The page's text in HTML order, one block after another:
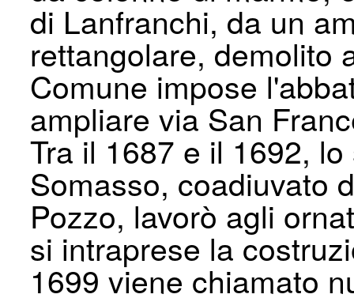
di Lanfranchi, da un
rettangolare, demolito
Comune impose
ampliare via San
Tra il 1687 e il 1692,
Somasso, coadiuvato
Pozzo, lavorò agli
si intraprese la
1699 viene chiamato